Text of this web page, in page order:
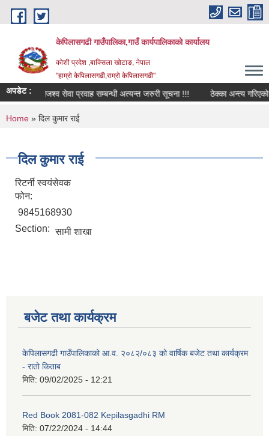
Skip to main content
केपिलासगढी गाउँपालिका,गाउँ कार्यपालिकाको कार्यालय
कोशी प्रदेश ,बाक्सिला खोटाङ, नेपाल
"हाम्रो केपिलासगढी,राम्रो केपिलासगढी"
अपडेट :राजश्व सेवा प्रवाह सम्बन्धी अत्यन्त जरुरी सूचना !!! ठेक्का अन्त्य गरिएको
You are here
Home » दिल कुमार राई
दिल कुमार राई
रिटर्नी स्वयंसेवक
फोन:
9845168930
Section: सामी शाखा
बजेट तथा कार्यक्रम
केपिलासगढी गाउँपालिकाको आ.व. २०८२/०८३ को वार्षिक बजेट तथा कार्यक्रम
- रातो किताब
मिति: 09/02/2025 - 12:21
Red Book 2081-082 Kepilasgadhi RM
मिति: 07/22/2024 - 14:44